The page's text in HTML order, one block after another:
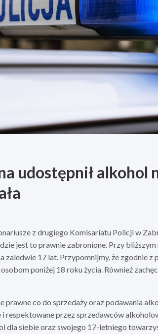
udostępnił alkohol
z drugiego Komisariatu Policji w
jest to prawnie zabronione. Przy bliższym
zaledwie 17 lat. Przypomnijmy, że zgodnie
poniżej 18 roku życia. Również
prawne co do sprzedaży oraz podawania
i respektowane przez sprzedawców
dla siebie oraz swojego 17-letniego